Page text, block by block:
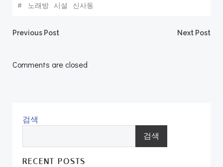
# 노래방 시설 신사동
Post
navigation
Previous Post Next Post
Comments are closed
검색
검색
RECENT POSTS